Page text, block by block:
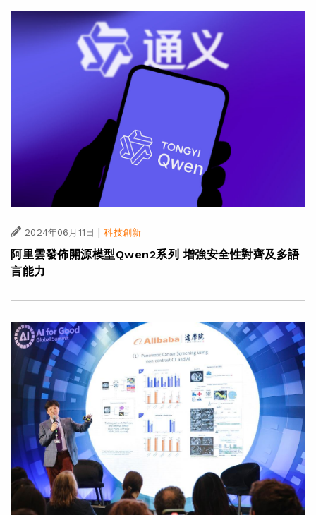
2024年06月11日 | 科技創新
阿里雲發佈開源模型Qwen2系列 增強安全性對齊及多語
言能力